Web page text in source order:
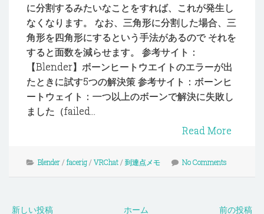
に分割するみたいなことをすれば、これが発生し
なくなります。 なお、三角形に分割した場合、三
角形を四角形にするという手法があるので それを
すると面数を減らせます。 参考サイト：
【Blender】ボーンヒートウエイトのエラーが出
たときに試す5つの解決策 参考サイト：ボーンヒ
ートウェイト：一つ以上のボーンで解決に失敗し
ました（failed...
Read More
Blender/ facerig/ VRChat/ 到達点メモ No Comments
新しい投稿 前の投稿
ホーム